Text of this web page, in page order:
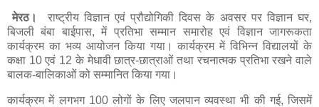
मेरठ। राष्ट्रीय विज्ञान एवं प्रौद्योगिकी दिवस के अवसर पर विज्ञान घर,
बिजली बंबा बाईपास, में प्रतिभा सम्मान समारोह एवं विज्ञान जागरूकता
कार्यक्रम का भव्य आयोजन किया गया। कार्यक्रम में विभिन्न विद्यालयों के
कक्षा 10 एवं 12 के मेधावी छात्र-छात्राओं तथा रचनात्मक प्रतिभा रखने वाले
बालक-बालिकाओं को सम्मानित किया गया।
कार्यक्रम में लगभग 100 लोगों के लिए जलपान व्यवस्था भी की गई, जिसमें